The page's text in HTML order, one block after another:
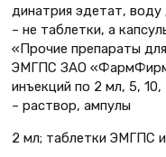
динатрия эдетат,
– не таблетки, а
«Прочие препараты
ЭМГПС ЗАО
инъекций по 2 мл, 5,
– раствор, ампулы
2 мл; таблетки ЭМГПС и